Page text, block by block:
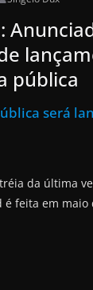
pública
será
da última
feita em maio